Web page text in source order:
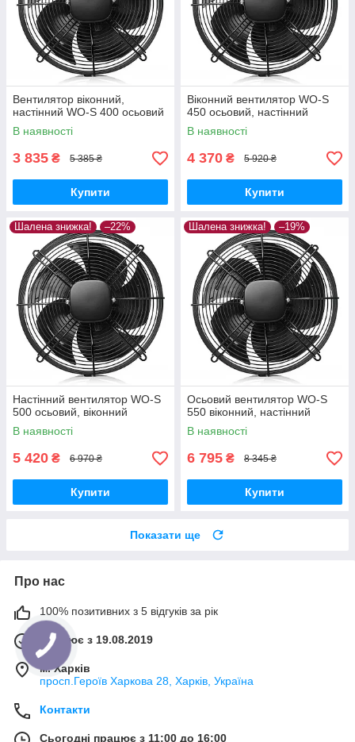
Вентилятор віконний,
настінний WO-S 400 осьовий
В наявності
3 835 ₴ 5 385 ₴
Купити
Віконний вентилятор WO-S
450 осьовий, настінний
В наявності
4 370 ₴ 5 920 ₴
Купити
Шалена знижка! –22%
Настінний вентилятор WO-S
500 осьовий, віконний
В наявності
5 420 ₴ 6 970 ₴
Купити
Шалена знижка! –19%
Осьовий вентилятор WO-S
550 віконний, настінний
В наявності
6 795 ₴ 8 345 ₴
Купити
Показати ще
Про нас
100% позитивних з 5 відгуків за рік
Працює з 19.08.2019
м. Харків
просп.Героїв Харкова 28, Харків, Україна
Контакти
Сьогодні працює з 11:00 до 16:00